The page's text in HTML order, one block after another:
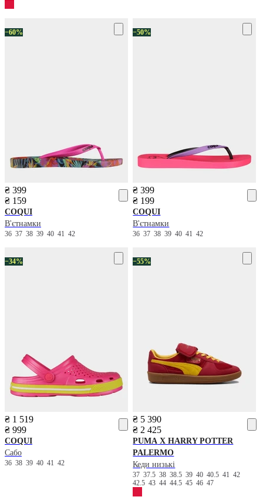
−60%
₴ 399
₴ 159
COQUI
В'єтнамки
36 37 38 39 40 41 42
−50%
₴ 399
₴ 199
COQUI
В'єтнамки
36373839404142
−34%
₴ 1 519
₴ 999
COQUI
Сабо
36 38 39 40 41 42
−55%
₴ 5 390
₴ 2 425
PUMA X HARRY POTTER
PALERMO
Кеди низькі
3737.53838.5394040.54142
42.5434444.5454647